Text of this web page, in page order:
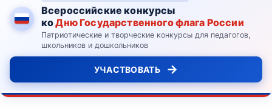
Всероссийские конкурсы
коДню Государственного флага России
Патриотические и творческие конкурсы для педагогов,
школьников и дошкольников
УЧАСТВОВАТЬ →